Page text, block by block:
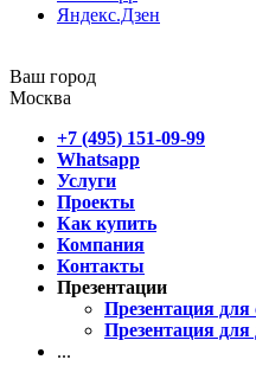
Яндекс.Дзен
Ваш город
Москва
+7 (495) 151-09-99
Whatsapp
Услуги
Проекты
Как купить
Компания
Контакты
Презентации
Презентация для
Презентация для
...